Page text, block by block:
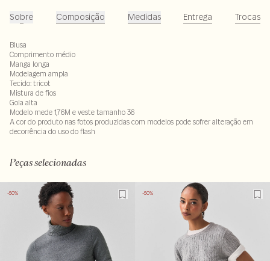
Sobre Composição Medidas Entrega Trocas
Blusa
Comprimento médio
Manga longa
Modelagem ampla
Tecido: tricot
Mistura de fios
Gola alta
Modelo mede 1,76M e veste tamanho 36
A cor do produto nas fotos produzidas com modelos pode sofrer alteração em
decorrência do uso do flash
Peças selecionadas
-50% -50%